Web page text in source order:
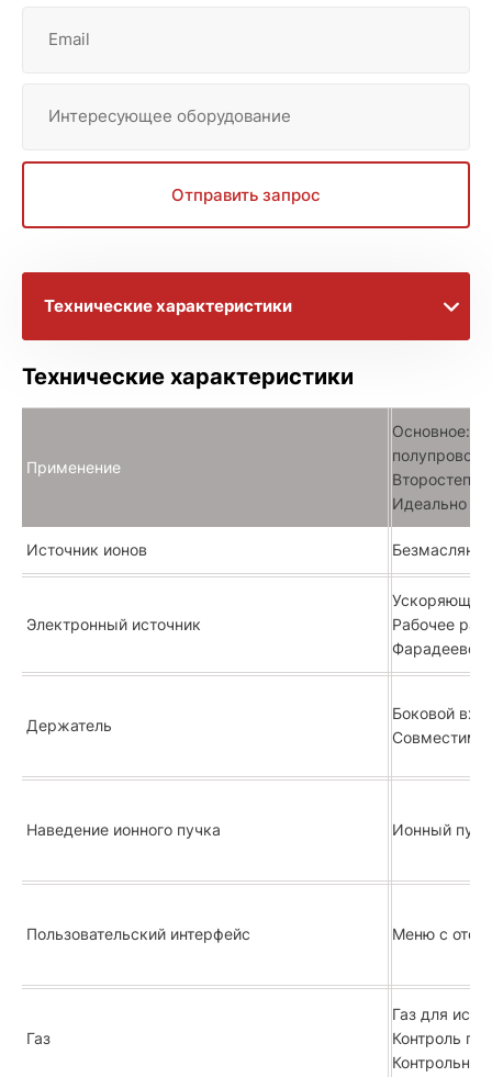
Email
Интересующее оборудование
Отправить запрос
Технические характеристики
Брошюры с информацией
Технические характеристики
Применение
Основное:
Идеально
Источник ионов
Электронный источник
Ускоряющее
Рабочее
Держатель
Боковой
Совместим
Наведение ионного пучка Ионный
Пользовательский интерфейс Меню с
Газ
Газ для
Контроль